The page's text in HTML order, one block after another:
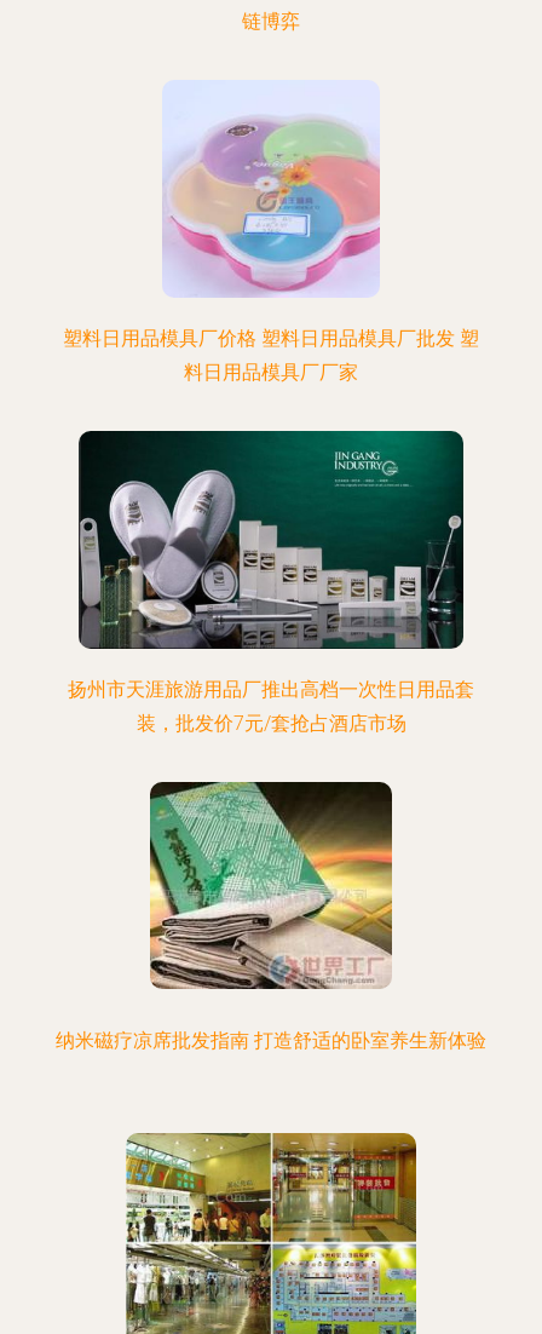
链博弈
塑料日用品模具厂价格 塑料日用品模具厂批发 塑
料日用品模具厂厂家
扬州市天涯旅游用品厂推出高档一次性日用品套
装，批发价7元/套抢占酒店市场
纳米磁疗凉席批发指南 打造舒适的卧室养生新体验